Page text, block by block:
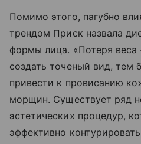
Помимо этого, пагубно
трендом Приск назвала
формы лица. «Потеря
создать точеный вид, тем
привести к провисанию
морщин. Существует ряд
эстетических процедур,
эффективно